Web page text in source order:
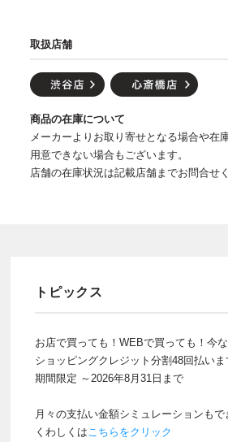
取扱店舗
商品の在庫について
メーカーよりお取り寄せとなる場合や在
用意できない場合もございます。
店舗の在庫状況は記載店舗までお問合せ
トピックス
お店で買っても！WEBで買っても！今
ショッピングクレジット分割48回払いま
期間限定 ～2026年8月31日まで
月々の支払い金額シミュレーションもで
くわしくはこちらをクリック